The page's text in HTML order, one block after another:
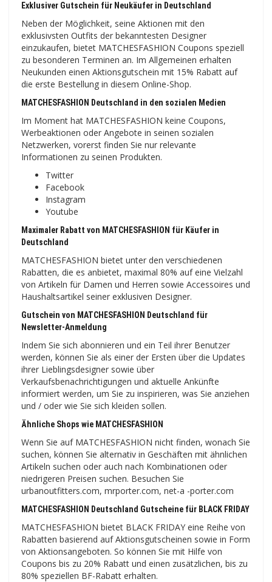
Exklusiver Gutschein für Neukäufer in Deutschland
Neben der Möglichkeit, seine Aktionen mit den
exklusivsten Outfits der bekanntesten Designer
einzukaufen, bietet MATCHESFASHION Coupons speziell
zu besonderen Terminen an. Im Allgemeinen erhalten
Neukunden einen Aktionsgutschein mit 15% Rabatt auf
die erste Bestellung in diesem Online-Shop.
MATCHESFASHION Deutschland in den sozialen Medien
Im Moment hat MATCHESFASHION keine Coupons,
Werbeaktionen oder Angebote in seinen sozialen
Netzwerken, vorerst finden Sie nur relevante
Informationen zu seinen Produkten.
Twitter
Facebook
Instagram
Youtube
Maximaler Rabatt von MATCHESFASHION für Käufer in
Deutschland
MATCHESFASHION bietet unter den verschiedenen
Rabatten, die es anbietet, maximal 80% auf eine Vielzahl
von Artikeln für Damen und Herren sowie Accessoires und
Haushaltsartikel seiner exklusiven Designer.
Gutschein von MATCHESFASHION Deutschland für
Newsletter-Anmeldung
Indem Sie sich abonnieren und ein Teil ihrer Benutzer
werden, können Sie als einer der Ersten über die Updates
ihrer Lieblingsdesigner sowie über
Verkaufsbenachrichtigungen und aktuelle Ankünfte
informiert werden, um Sie zu inspirieren, was Sie anziehen
und / oder wie Sie sich kleiden sollen.
Ähnliche Shops wie MATCHESFASHION
Wenn Sie auf MATCHESFASHION nicht finden, wonach Sie
suchen, können Sie alternativ in Geschäften mit ähnlichen
Artikeln suchen oder auch nach Kombinationen oder
niedrigeren Preisen suchen. Besuchen Sie
urbanoutfitters.com, mrporter.com, net-a -porter.com
MATCHESFASHION Deutschland Gutscheine für BLACK FRIDAY
MATCHESFASHION bietet BLACK FRIDAY eine Reihe von
Rabatten basierend auf Aktionsgutscheinen sowie in Form
von Aktionsangeboten. So können Sie mit Hilfe von
Coupons bis zu 20% Rabatt und einen zusätzlichen, bis zu
80% speziellen BF-Rabatt erhalten.